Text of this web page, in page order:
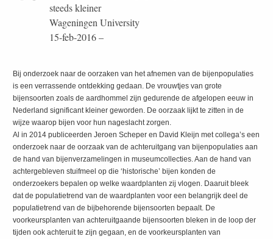
steeds kleiner
Wageningen University
15-feb-2016 –
Bij onderzoek naar de oorzaken van het afnemen van de bijenpopulaties
is een verrassende ontdekking gedaan. De vrouwtjes van grote
bijensoorten zoals de aardhommel zijn gedurende de afgelopen eeuw in
Nederland significant kleiner geworden. De oorzaak lijkt te zitten in de
wijze waarop bijen voor hun nageslacht zorgen.
Al in 2014 publiceerden Jeroen Scheper en David Kleijn met collega’s een
onderzoek naar de oorzaak van de achteruitgang van bijenpopulaties aan
de hand van bijenverzamelingen in museumcollecties. Aan de hand van
achtergebleven stuifmeel op die ‘historische’ bijen konden de
onderzoekers bepalen op welke waardplanten zij vlogen. Daaruit bleek
dat de populatietrend van de waardplanten voor een belangrijk deel de
populatietrend van de bijbehorende bijensoorten bepaalt. De
voorkeursplanten van achteruitgaande bijensoorten bleken in de loop der
tijden ook achteruit te zijn gegaan, en de voorkeursplanten van